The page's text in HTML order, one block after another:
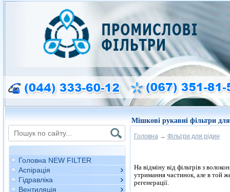
Головна NEW FILTER
Аспірація
Гідравліка
Вентиляція
Мішкові рукавні фільтри
Головна→ Фільтри для рідин
На відміну від фільтрів з
утримання частинок, але в той
регенерації.